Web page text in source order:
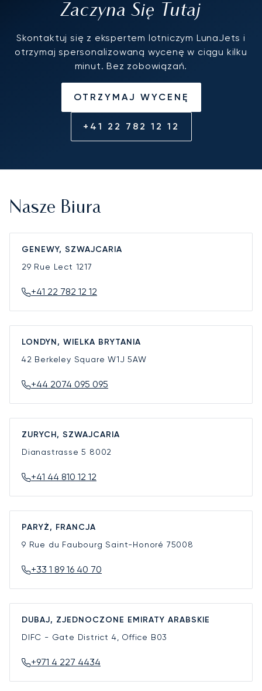
Zaczyna Się Tutaj
Skontaktuj się z ekspertem lotniczym LunaJets i
otrzymaj spersonalizowaną wycenę w ciągu kilku
minut. Bez zobowiązań.
OTRZYMAJ WYCENĘ
+41 22 782 12 12
Nasze Biura
GENEWY, SZWAJCARIA
29 Rue Lect 1217
+41 22 782 12 12
LONDYN, WIELKA BRYTANIA
42 Berkeley SquareW1J 5AW
+44 2074 095 095
ZURYCH, SZWAJCARIA
Dianastrasse 5 8002
+41 44 810 12 12
PARYŻ, FRANCJA
9 Rue du Faubourg Saint-Honoré 75008
+33 1 89 16 40 70
DUBAJ, ZJEDNOCZONE EMIRATY ARABSKIE
DIFC - Gate District 4, Office B03
+971 4 227 4434